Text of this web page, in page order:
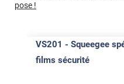
pose !
VS201 - Squeegee
films sécurité